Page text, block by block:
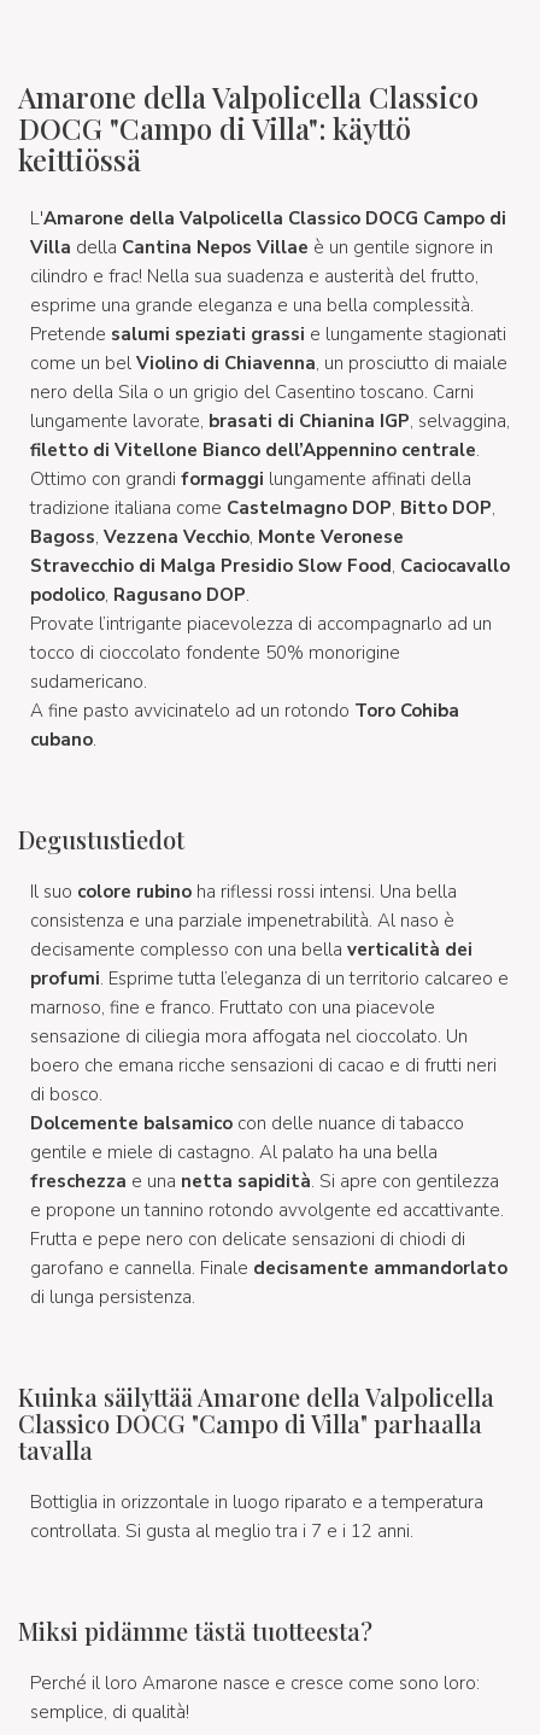
Amarone della Valpolicella Classico
DOCG "Campo di Villa": käyttö
keittiössä
L'Amarone della Valpolicella Classico DOCG Campo di
Villa della Cantina Nepos Villae è un gentile signore in
cilindro e frac! Nella sua suadenza e austerità del frutto,
esprime una grande eleganza e una bella complessità.
Pretende salumi speziati grassi e lungamente stagionati
come un bel Violino di Chiavenna, un prosciutto di maiale
nero della Sila o un grigio del Casentino toscano. Carni
lungamente lavorate, brasati di Chianina IGP, selvaggina,
filetto di Vitellone Bianco dell’Appennino centrale.
Ottimo con grandi formaggi lungamente affinati della
tradizione italiana come Castelmagno DOP, Bitto DOP,
Bagoss, Vezzena Vecchio, Monte Veronese
Stravecchio di Malga Presidio Slow Food, Caciocavallo
podolico, Ragusano DOP.
Provate l’intrigante piacevolezza di accompagnarlo ad un
tocco di cioccolato fondente 50% monorigine
sudamericano.
A fine pasto avvicinatelo ad un rotondo Toro Cohiba
cubano.
Degustustiedot
Il suo colore rubino ha riflessi rossi intensi. Una bella
consistenza e una parziale impenetrabilità. Al naso è
decisamente complesso con una bella verticalità dei
profumi. Esprime tutta l’eleganza di un territorio calcareo e
marnoso, fine e franco. Fruttato con una piacevole
sensazione di ciliegia mora affogata nel cioccolato. Un
boero che emana ricche sensazioni di cacao e di frutti neri
di bosco.
Dolcemente balsamico con delle nuance di tabacco
gentile e miele di castagno. Al palato ha una bella
freschezza e una netta sapidità. Si apre con gentilezza
e propone un tannino rotondo avvolgente ed accattivante.
Frutta e pepe nero con delicate sensazioni di chiodi di
garofano e cannella. Finale decisamente ammandorlato
di lunga persistenza.
Kuinka säilyttää Amarone della Valpolicella
Classico DOCG "Campo di Villa" parhaalla
tavalla
Bottiglia in orizzontale in luogo riparato e a temperatura
controllata. Si gusta al meglio tra i 7 e i 12 anni.
Miksi pidämme tästä tuotteesta?
Perché il loro Amarone nasce e cresce come sono loro:
semplice, di qualità!